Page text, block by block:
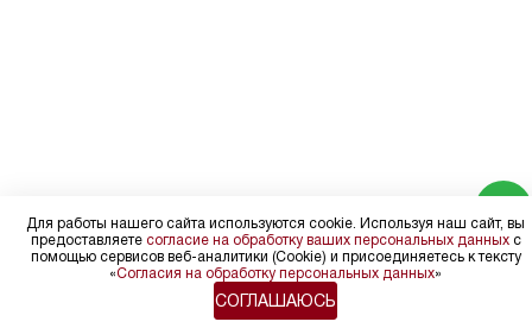
Для работы нашего сайта используются cookie. Используя наш сайт, вы
предоставляете согласие на обработку ваших персональных данныхс
помощью сервисов веб-аналитики (Cookie) и присоединяетесь к тексту
«Согласия на обработку персональных данных»
СОГЛАШАЮСЬ